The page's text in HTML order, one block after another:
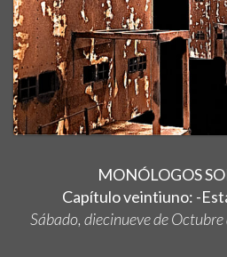
MONÓLOGOS
Capítulo veintiuno: -
Sábado, diecinueve de